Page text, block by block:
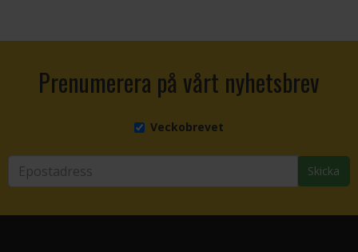
Prenumerera på vårt nyhetsbrev
Veckobrevet
Skicka